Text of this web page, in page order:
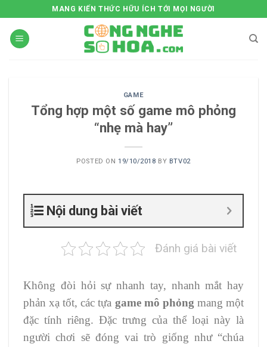
to
content
MANG KIẾN THỨC HỮU ÍCH TỚI MỌI NGƯỜI
GAME
Tổng hợp một số game mô phỏng
“nhẹ mà hay”
POSTED ON 19/10/2018 BY BTV02
Nội dung bài viết
Đánh giá bài viết
Không đòi hỏi sự nhanh tay, nhanh mắt hay
phản xạ tốt, các tựa game mô phỏng mang một
đặc tính riêng. Đặc trưng của thể loại này là
người chơi sẽ đóng vai trò giống như “chúa